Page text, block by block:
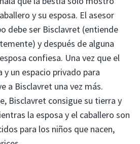
y su esposa. El asesor
debe ser Bisclavret (entiende
y después de alguna
confiesa. Una vez que el
un espacio privado para
a Bisclavret una vez más.
Bisclavret consigue su tierra y
la esposa y el caballero son
para los niños que nacen,